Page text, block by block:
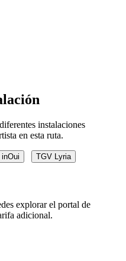
instalaciones
en esta ruta.
TGV Lyria
explorar el portal de
adicional.